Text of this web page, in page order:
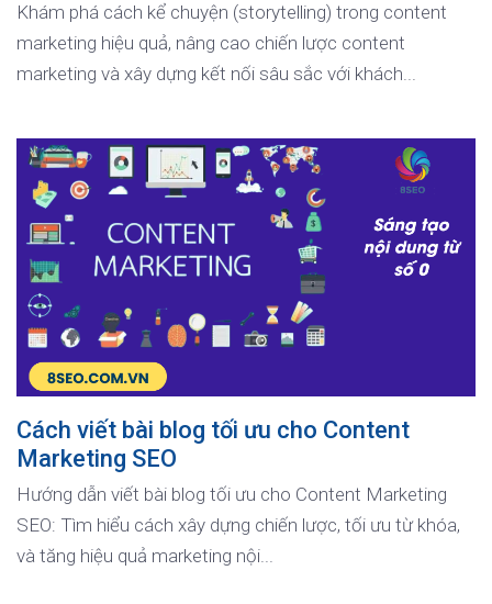
Khám phá cách kể chuyện (storytelling) trong content
marketing hiệu quả, nâng cao chiến lược content
marketing và xây dựng kết nối sâu sắc với khách...
Cách viết bài blog tối ưu cho Content
Marketing SEO
Hướng dẫn viết bài blog tối ưu cho Content Marketing
SEO: Tìm hiểu cách xây dựng chiến lược, tối ưu từ khóa,
và tăng hiệu quả marketing nội...